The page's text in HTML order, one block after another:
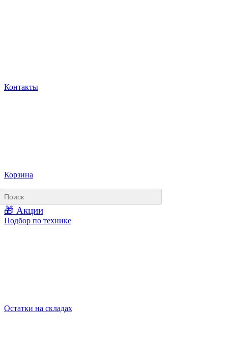
Контакты
Корзина
🎁 Акции
Подбор по технике
Остатки на складах